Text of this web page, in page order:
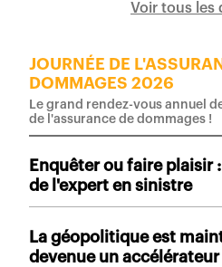
Voir tous les
JOURNÉE DE
DOMMAGES 2026
Le grand rendez-vous annuel
de l'assurance de dommages !
Enquêter ou faire plaisir
de l'expert en sinistre
La géopolitique est
devenue un